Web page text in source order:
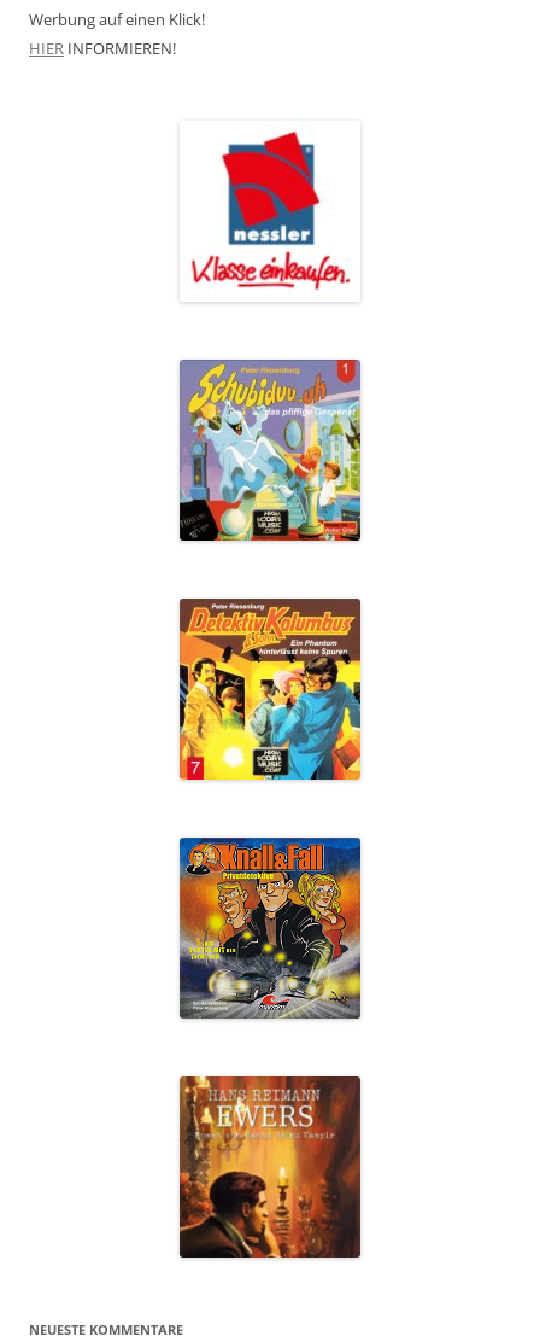
Werbung auf einen Klick!
HIER INFORMIEREN!
NEUESTE KOMMENTARE